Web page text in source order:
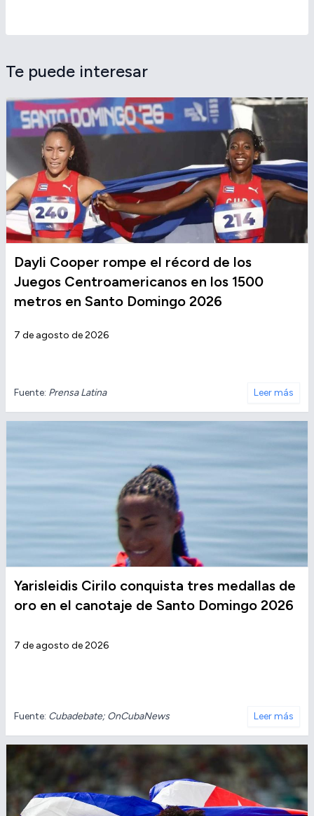
Te puede interesar
Dayli Cooper rompe el récord de los
Juegos Centroamericanos en los 1500
metros en Santo Domingo 2026
7 de agosto de 2026
Fuente: Prensa Latina Leer más
Yarisleidis Cirilo conquista tres medallas de
oro en el canotaje de Santo Domingo 2026
7 de agosto de 2026
Fuente: Cubadebate; OnCubaNews Leer más